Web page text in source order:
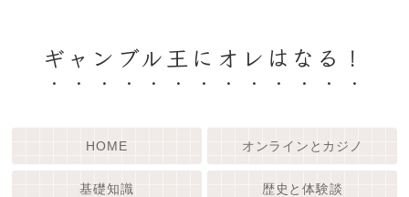
ギャンブル王にオレはなる！
HOME オンラインとカジノ
基礎知識 歴史と体験談